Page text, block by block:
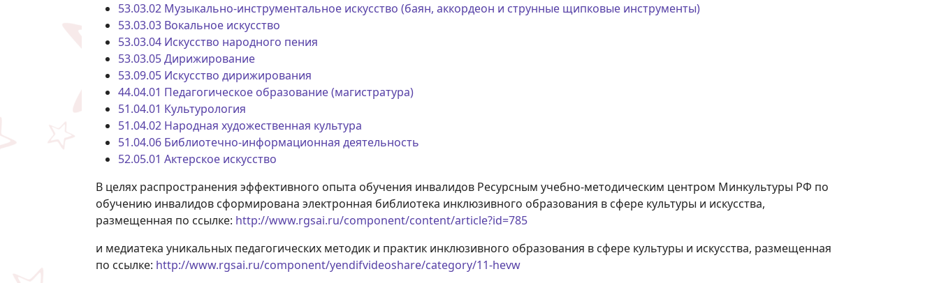
53.03.02 Музыкально-инструментальное искусство (баян, аккордеон и струнные щипковые инструменты)
53.03.03 Вокальное искусство
53.03.04 Искусство народного пения
53.03.05 Дирижирование
53.09.05 Искусство дирижирования
44.04.01 Педагогическое образование (магистратура)
51.04.01 Культурология
51.04.02 Народная художественная культура
51.04.06 Библиотечно-информационная деятельность
52.05.01 Актерское искусство
В целях распространения эффективного опыта обучения инвалидов Ресурсным учебно-методическим центром Минкультуры РФ по
обучению инвалидов сформирована электронная библиотека инклюзивного образования в сфере культуры и искусства,
размещенная по ссылке: http://www.rgsai.ru/component/content/article?id=785
и медиатека уникальных педагогических методик и практик инклюзивного образования в сфере культуры и искусства, размещенная
по ссылке: http://www.rgsai.ru/component/yendifvideoshare/category/11-hevw